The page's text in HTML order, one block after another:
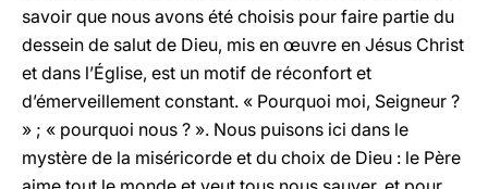
savoir que nous avons été choisis pour faire partie du
dessein de salut de Dieu, mis en œuvre en Jésus Christ
et dans l’Église, est un motif de réconfort et
d’émerveillement constant. « Pourquoi moi, Seigneur ?
» ; « pourquoi nous ? ». Nous puisons ici dans le
mystère de la miséricorde et du choix de Dieu : le Père